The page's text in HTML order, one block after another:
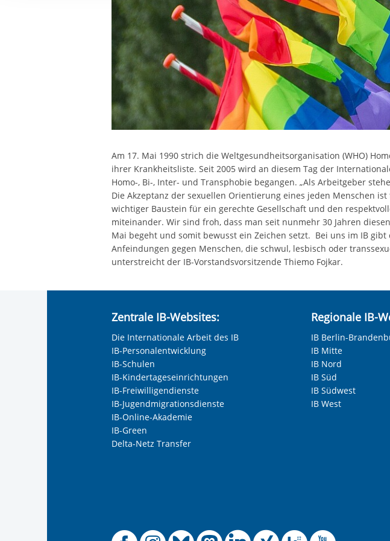
Ihre etwaige Einwilligung erstreckt sich nicht auf
der von Ihnen aufgerufenen und somit gewünschten
aufgrund berechtigter Interessen und daher
Am 17. Mai 1990 strich die Weltgesundheitsorganisation (WHO)
ihrer Krankheitsliste. Seit 2005 wird an diesem Tag der
Homo-, Bi-, Inter- und Transphobie begangen. „Als Arbeitgeber
Die Akzeptanz der sexuellen Orientierung eines jeden Menschen
wichtiger Baustein für ein gerechte Gesellschaft und den
miteinander. Wir sind froh, dass man seit nunmehr 30 Jahren
Mai begeht und somit bewusst ein Zeichen setzt. Bei uns im IB gibt
Anfeindungen gegen Menschen, die schwul, lesbisch oder
unterstreicht der IB-Vorstandsvorsitzende Thiemo Fojkar.
Zentrale IB-Websites:
Die Internationale Arbeit des IB
IB-Personalentwicklung
IB-Schulen
IB-Kindertageseinrichtungen
IB-Freiwilligendienste
IB-Jugendmigrationsdienste
IB-Online-Akademie
IB-Green
Delta-Netz Transfer
Regionale IB-
IB Berlin-
IB Mitte
IB Nord
IB Süd
IB Südwest
IB West